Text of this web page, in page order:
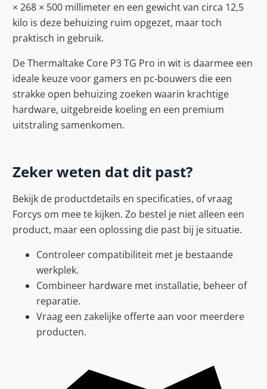
× 268 × 500 millimeter en een gewicht van circa 12,5
kilo is deze behuizing ruim opgezet, maar toch
praktisch in gebruik.
De Thermaltake Core P3 TG Pro in wit is daarmee een
ideale keuze voor gamers en pc-bouwers die een
strakke open behuizing zoeken waarin krachtige
hardware, uitgebreide koeling en een premium
uitstraling samenkomen.
Zeker weten dat dit past?
Bekijk de productdetails en specificaties, of vraag
Forcys om mee te kijken. Zo bestel je niet alleen een
product, maar een oplossing die past bij je situatie.
Controleer compatibiliteit met je bestaande
werkplek.
Combineer hardware met installatie, beheer of
reparatie.
Vraag een zakelijke offerte aan voor meerdere
producten.